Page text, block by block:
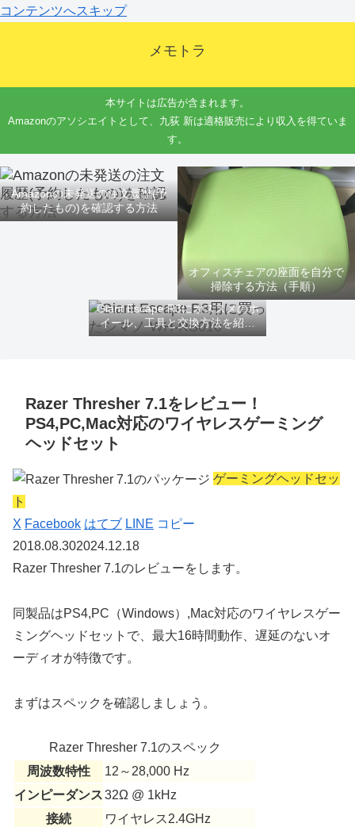
コンテンツへスキップ
メモトラ
本サイトは広告が含まれます。
Amazonのアソシエイトとして、九荻 新は適格販売により収入を得ていま
す。
Amazonの未発送の注文履歴(予
約したもの)を確認する方法
オフィスチェアの座面を自分で
掃除する方法（手順）
Giant Escape R3にオススメのホ
イール、工具と交換方法を紹介
するよ
Razer Thresher 7.1をレビュー！
PS4,PC,Mac対応のワイヤレスゲーミング
ヘッドセット
ゲーミングヘッドセッ
ト
X Facebook はてブ LINE コピー
2018.08.302024.12.18
Razer Thresher 7.1のレビューをします。
同製品はPS4,PC（Windows）,Mac対応のワイヤレスゲー
ミングヘッドセットで、最大16時間動作、遅延のないオ
ーディオが特徴です。
まずはスペックを確認しましょう。
Razer Thresher 7.1のスペック
周波数特性
12～28,000 Hz
インピーダンス32Ω @ 1kHz
接続
ワイヤレス2.4GHz